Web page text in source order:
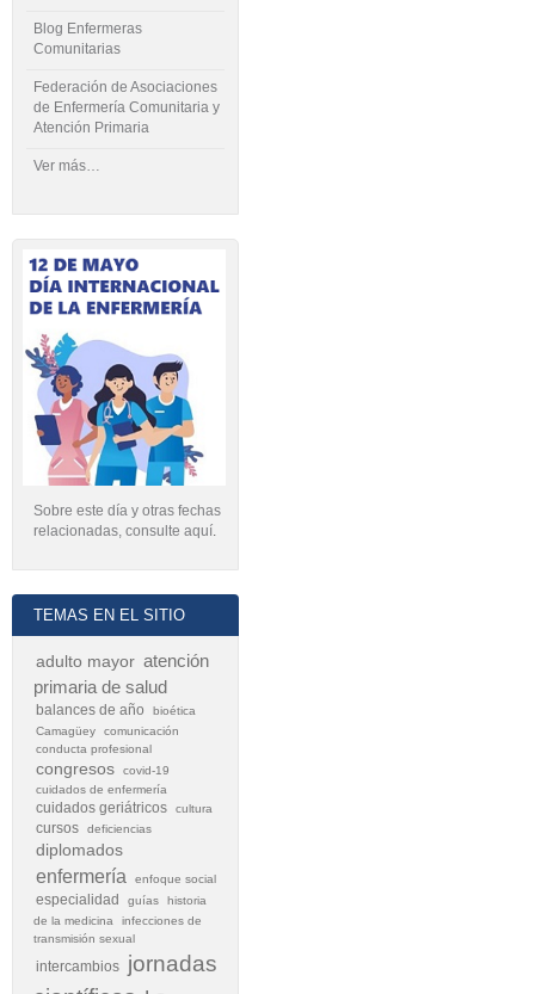
Blog Enfermeras
Comunitarias
Federación de Asociaciones
de Enfermería Comunitaria y
Atención Primaria
Ver más…
Sobre este día y otras fechas
relacionadas, consulte aquí.
TEMAS EN EL SITIO
adulto mayor atención
primaria de salud
balances de año
bioética
Camagüey
comunicación
conducta profesional
congresos
covid-19
cuidados de enfermería
cuidados geriátricos cultura
cursos deficiencias
diplomados
enfermería enfoque social
especialidad guías
historia
de la medicina
infecciones de
transmisión sexual
intercambios jornadas